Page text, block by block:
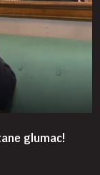
glumac!